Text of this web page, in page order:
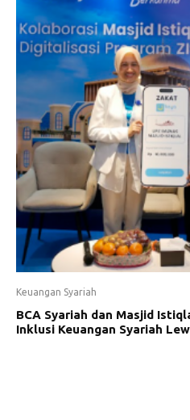
Keuangan Syariah
BCA Syariah dan Masjid
Inklusi Keuangan Syariah